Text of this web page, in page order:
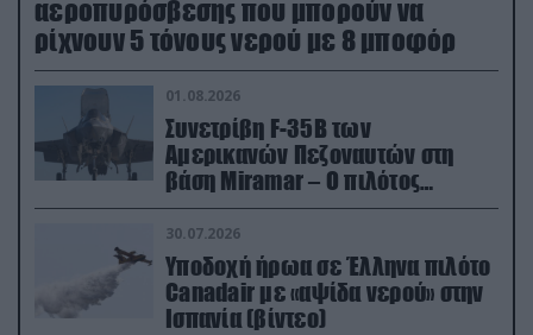
αεροπυρόσβεσης που μπορούν να
ρίχνουν 5 τόνους νερού με 8 μποφόρ
01.08.2026
Συνετρίβη F-35B των
Αμερικανών Πεζοναυτών στη
βάση Miramar – Ο πιλότος
εκτινάχθηκε εγκαίρως
30.07.2026
Υποδοχή ήρωα σε Έλληνα πιλότο
Canadair με «αψίδα νερού» στην
Ισπανία (βίντεο)